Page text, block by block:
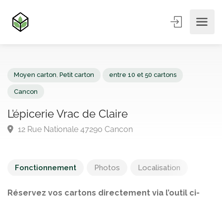
L’épicerie Vrac de Claire
Fonctionnement Photos Localisation
Réservez vos cartons directement via l’outil ci-